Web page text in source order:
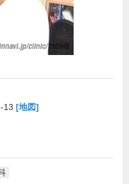
13 [地図]